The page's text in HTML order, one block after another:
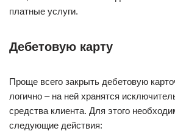
платные услуги.
Дебетовую карту
Проще всего закрыть дебетовую
логично – на ней хранятся
средства клиента. Для этого
следующие действия: